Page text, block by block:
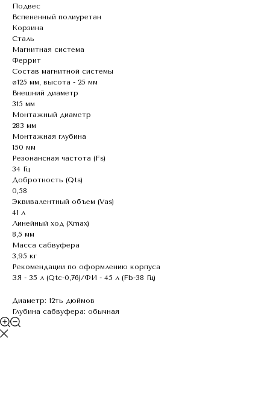
Подвес
Вспененный полиуретан
Корзина
Сталь
Магнитная система
Феррит
Состав магнитной системы
ø125 мм, высота - 25 мм
Внешний диаметр
315 мм
Монтажный диаметр
283 мм
Монтажная глубина
150 мм
Резонансная частота (Fs)
34 Гц
Добротность (Qts)
0,58
Эквивалентный объем (Vas)
41 л
Линейный ход (Хmax)
8,5 мм
Масса сабвуфера
3,95 кг
Рекомендации по оформлению корпуса
ЗЯ - 35 л (Qtc-0,76)/ФИ - 45 л (Fb-38 Гц)
Диаметр: 12ть дюймов
Глубина сабвуфера: обычная